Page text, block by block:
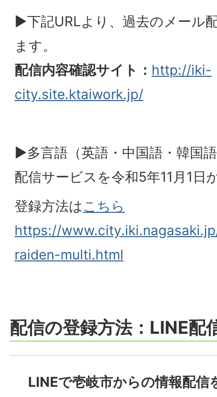
▶下記URLより、過去のメール
ます。
配信内容確認サイト： http://iki-
city.site.ktaiwork.jp/
▶多言語（英語・中国語・韓国
配信サービスを令和5年11月1日
登録方法はこちら
https://
raiden-multi.html
配信の登録方法：LINE配
LINEで壱岐市からの情報配信